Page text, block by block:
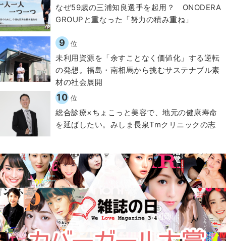
なぜ59歳の三浦知良選手を起用？ ONODERA
GROUPと重なった「努力の積み重ね」
9 位
​​未利用資源を「余すことなく価値化」する逆転
の発想。福島・南相馬から挑むサステナブル素
材の社会展開​
10 位
総合診療×ちょこっと美容で、地元の健康寿命
を延ばしたい。みしま長泉Tmクリニックの志